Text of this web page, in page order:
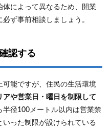
体によって異なるため、開業
ず事前相談しましょう。
認する
能ですが、住民の生活環境
アや営業日・曜日を制限して
半径100メートル以内は営業禁
いった制限が設けられている